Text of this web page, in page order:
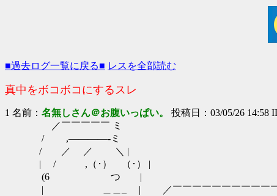
■過去ログ一覧に戻る■ レスを全部読む
真中をボコボコにするスレ
1 名前： 名無しさん＠お腹いっぱい。
投稿日：03/05/26 14:58
／￣￣￣￣￣ ミ
/ ,――――-ミ
/ ／ ／ ＼ |
| / ,（･） （･） |
(6 つ
| ＿＿_ | ／￣￣￣￣￣￣￣￣￣￣￣